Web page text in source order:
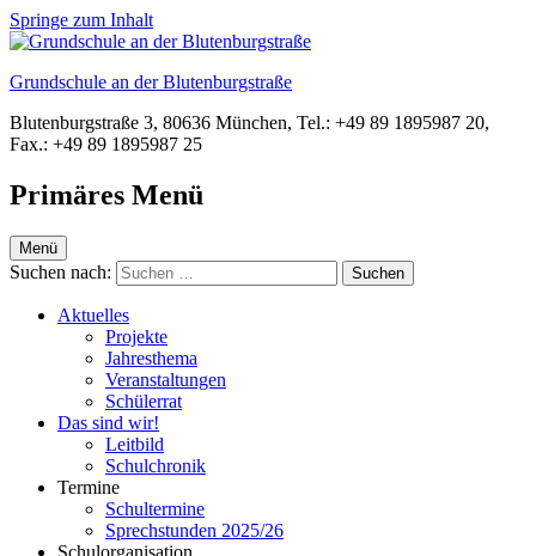
Springe zum Inhalt
Grundschule an der Blutenburgstraße
Blutenburgstraße 3, 80636 München, Tel.: +49 89 1895987 20,
Fax.: +49 89 1895987 25
Primäres Menü
Menü
Suchen nach:
Aktuelles
Projekte
Jahresthema
Veranstaltungen
Schülerrat
Das sind wir!
Leitbild
Schulchronik
Termine
Schultermine
Sprechstunden 2025/26
Schulorganisation